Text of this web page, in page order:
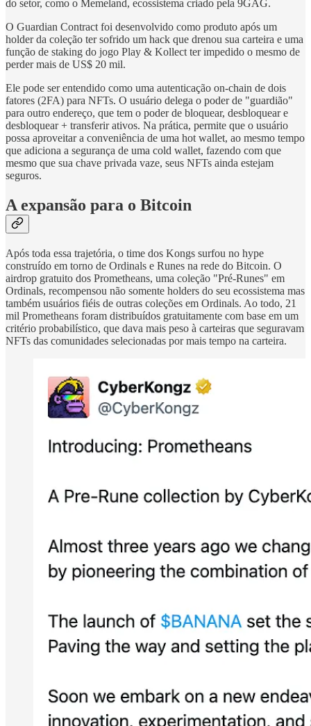
do setor, como o Memeland, ecossistema criado pela 9GAG.
O Guardian Contract foi desenvolvido como produto após um
holder da coleção ter sofrido um hack que drenou sua carteira e uma
função de staking do jogo Play & Kollect ter impedido o mesmo de
perder mais de US$ 20 mil.
Ele pode ser entendido como uma autenticação on-chain de dois
fatores (2FA) para NFTs. O usuário delega o poder de "guardião"
para outro endereço, que tem o poder de bloquear, desbloquear e
desbloquear + transferir ativos. Na prática, permite que o usuário
possa aproveitar a conveniência de uma hot wallet, ao mesmo tempo
que adiciona a segurança de uma cold wallet, fazendo com que
mesmo que sua chave privada vaze, seus NFTs ainda estejam
seguros.
A expansão para o Bitcoin
Após toda essa trajetória, o time dos Kongs surfou no hype
construído em torno de Ordinals e Runes na rede do Bitcoin. O
airdrop gratuito dos Prometheans, uma coleção "Pré-Runes" em
Ordinals, recompensou não somente holders do seu ecossistema mas
também usuários fiéis de outras coleções em Ordinals. Ao todo, 21
mil Prometheans foram distribuídos gratuitamente com base em um
critério probabilístico, que dava mais peso à carteiras que seguravam
NFTs das comunidades selecionadas por mais tempo na carteira.